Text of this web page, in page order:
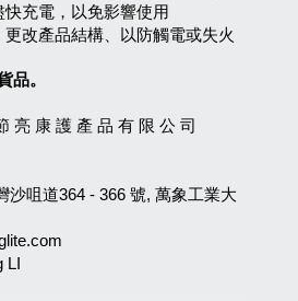
充電，以免影響使用
改產品結構、以防觸電或失火
品。
亮 康 護 產 品 有 限 公 司
沙咀道364 - 366 號, 萬象工業大
LI